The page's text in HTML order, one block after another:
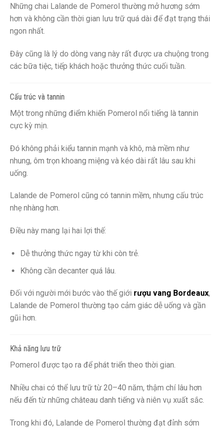
Những chai Lalande de Pomerol thường mở hương sớm
hơn và không cần thời gian lưu trữ quá dài để đạt trạng thái
ngon nhất.
Đây cũng là lý do dòng vang này rất được ưa chuộng trong
các bữa tiệc, tiếp khách hoặc thưởng thức cuối tuần.
Cấu trúc và tannin
Một trong những điểm khiến Pomerol nổi tiếng là tannin
cực kỳ mịn.
Đó không phải kiểu tannin mạnh và khô, mà mềm như
nhung, ôm trọn khoang miệng và kéo dài rất lâu sau khi
uống.
Lalande de Pomerol cũng có tannin mềm, nhưng cấu trúc
nhẹ nhàng hơn.
Điều này mang lại hai lợi thế:
Dễ thưởng thức ngay từ khi còn trẻ.
Không cần decanter quá lâu.
Đối với người mới bước vào thế giới rượu vang Bordeaux,
Lalande de Pomerol thường tạo cảm giác dễ uống và gần
gũi hơn.
Khả năng lưu trữ
Pomerol được tạo ra để phát triển theo thời gian.
Nhiều chai có thể lưu trữ từ 20–40 năm, thậm chí lâu hơn
nếu đến từ những château danh tiếng và niên vụ xuất sắc.
Trong khi đó, Lalande de Pomerol thường đạt đỉnh sớm